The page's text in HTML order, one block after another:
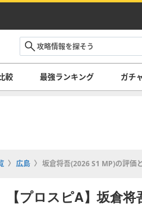
較 最強ランキング ガチ
広島 坂倉将吾(2026 S1 MP)の評価
【プロスピA】坂倉